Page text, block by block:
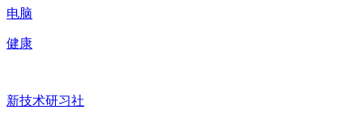
电脑
健康
新技术研习社